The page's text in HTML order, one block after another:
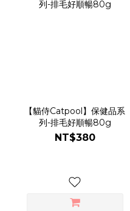
【貓侍Catpool】保健品系
列-排毛好順暢80g
NT$380